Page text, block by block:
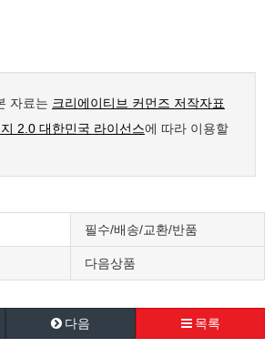
자료는 크리에이티브 커먼즈 저작자표
2.0 대한민국 라이선스에 따라 이용할
필수/배송/교환/반품
다음상품
다음 목록